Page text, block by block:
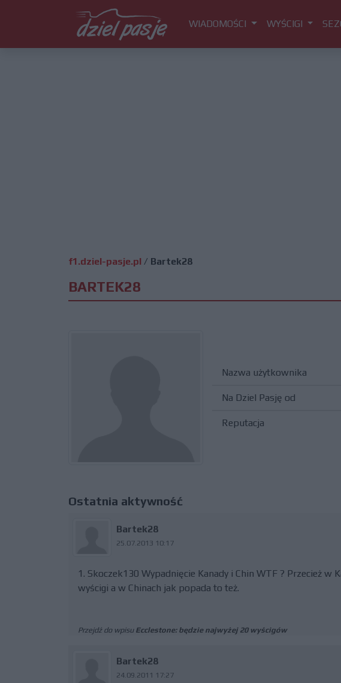
WIADOMOŚCI WYŚCIGI
f1.dziel-pasje.pl / Bartek28
BARTEK28
Nazwa użytkownika
Na Dziel Pasję od
Reputacja
Ostatnia aktywność
Bartek28
25.07.2013 10:17
1. Skoczek130 Wypadnięcie Kanady i Chin WTF ? Przecież w
wyścigi a w Chinach jak popada to też.
Przejdź do wpisu Ecclestone: będzie najwyżej 20 wyścigów
Bartek28
24.09.2011 17:27